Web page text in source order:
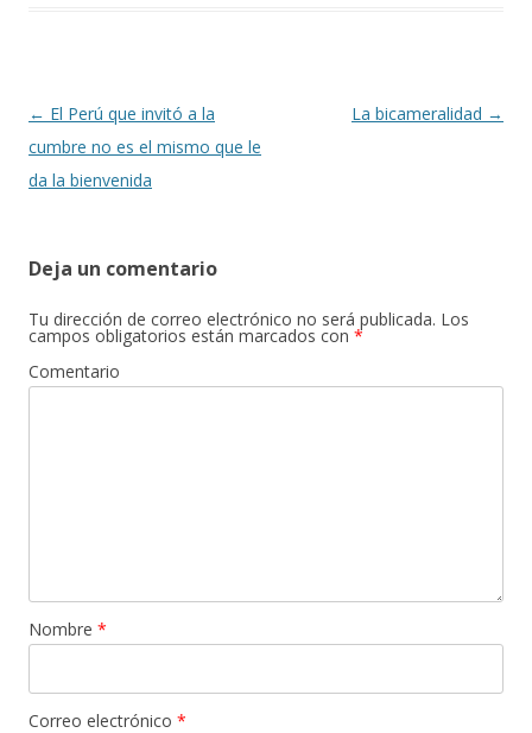
Navegación
de
entradas
← El Perú que invitó a la
cumbre no es el mismo que le
da la bienvenida
La bicameralidad →
Deja un comentario
Tu dirección de correo electrónico no será publicada. Los
campos obligatorios están marcados con *
Comentario
Nombre *
Correo electrónico *